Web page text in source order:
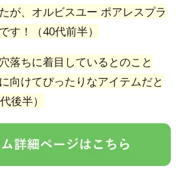
が、オルビスユー ポアレスプラ
す！（40代前半）
落ちに着目しているとのこと
向けてぴったりなアイテムだと
後半）